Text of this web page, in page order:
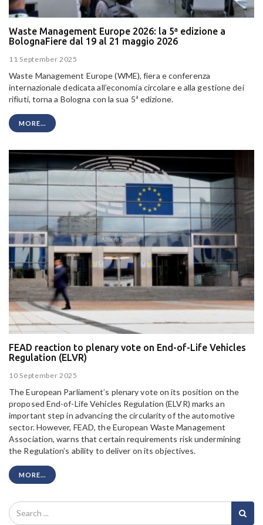
Waste Management Europe 2026: la 5ª edizione a
BolognaFiere dal 19 al 21 maggio 2026
11 September 2025
Waste Management Europe (WME), fiera e conferenza
internazionale dedicata all’economia circolare e alla gestione dei
rifiuti, torna a Bologna con la sua 5ª edizione.
MORE...
FEAD reaction to plenary vote on End-of-Life Vehicles
Regulation (ELVR)
10 September 2025
The European Parliament’s plenary vote on its position on the
proposed End-of-Life Vehicles Regulation (ELVR) marks an
important step in advancing the circularity of the automotive
sector. However, FEAD, the European Waste Management
Association, warns that certain requirements risk undermining
the Regulation’s ability to deliver on its objectives.
MORE...